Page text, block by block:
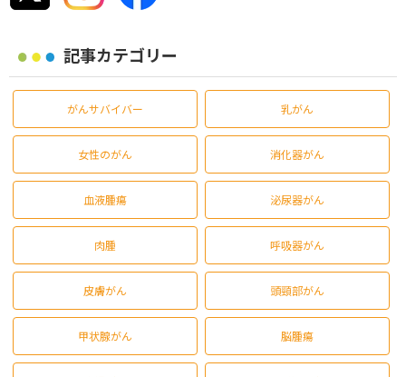
記事カテゴリー
がんサバイバー 乳がん
女性のがん 消化器がん
血液腫瘍 泌尿器がん
肉腫 呼吸器がん
皮膚がん 頭頸部がん
甲状腺がん 脳腫瘍